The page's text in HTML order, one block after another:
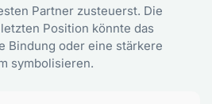
Partner zusteuerst. Die
Position könnte das
Bindung oder eine stärkere
symbolisieren.